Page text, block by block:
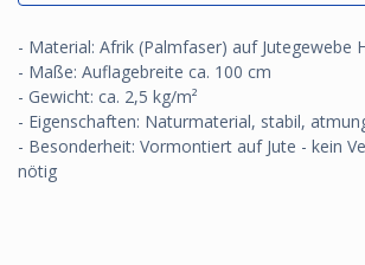
- Material: Afrik (Palmfaser) auf Jutegewebe
- Maße: Auflagebreite ca. 100 cm
- Gewicht: ca. 2,5 kg/m²
- Eigenschaften: Naturmaterial, stabil,
- Besonderheit: Vormontiert auf Jute - kein
nötig